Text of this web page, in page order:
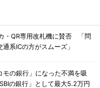
・QR専用改札機に賛否 「問
系ICの方がスムーズ」
モの銀行」になった不満を吸
の銀行」として最大5.2万円